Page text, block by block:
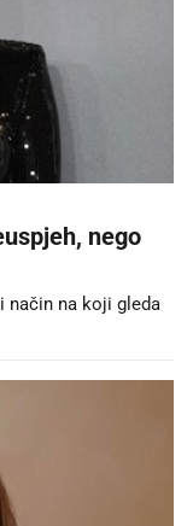
nego
način na koji gleda